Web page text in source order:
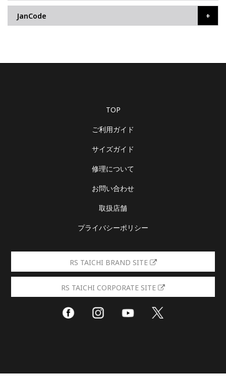
の
情
JanCode
TOP
ご利用ガイド
サイズガイド
修理について
お問い合わせ
取扱店舗
プライバシーポリシー
RS TAICHI BRAND SITE
RS TAICHI CORPORATE SITE